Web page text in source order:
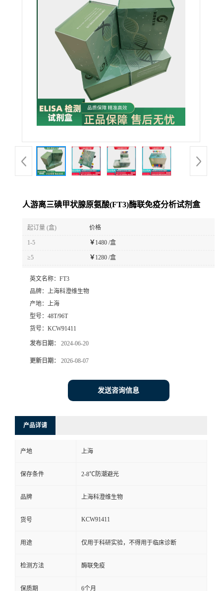
人游离三碘甲状腺原氨酸(FT3)酶联免疫分析试剂盒
起订量 (盒) 价格
1-5 ￥1480 /盒
≥5 ￥1280 /盒
英文名称： FT3
品牌：
上海科澄维生物
产地：
上海
型号： 48T/96T
货号： KCW91411
发布日期： 2024-06-20
更新日期： 2026-08-07
发送咨询信息
产品详请
产地 上海
保存条件 2-8℃防潮避光
品牌 上海科澄维生物
货号 KCW91411
用途 仅用于科研实验，不得用于临床诊断
检测方法 酶联免疫
保质期 6个月